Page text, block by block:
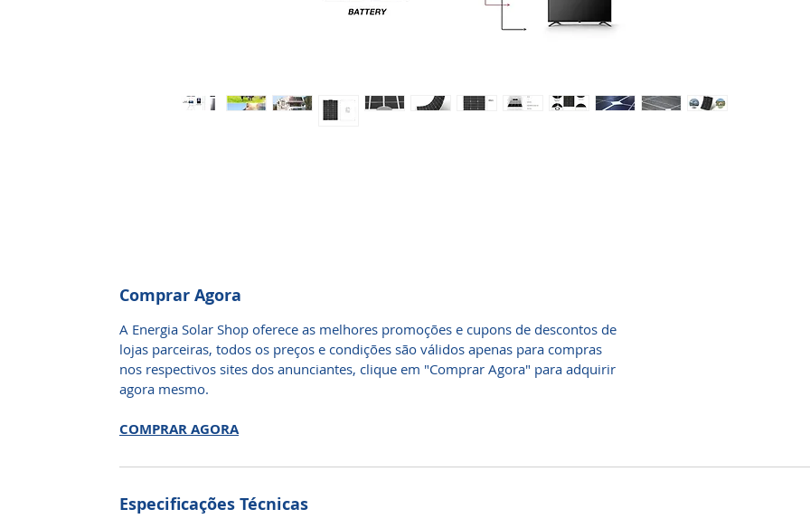
Comprar Agora
A Energia Solar Shop oferece as melhores promoções e cupons de descontos de
lojas parceiras, todos os preços e condições são válidos apenas para compras
nos respectivos sites dos anunciantes, clique em "Comprar Agora" para adquirir
agora mesmo.
COMPRAR AGORA
Especificações Técnicas